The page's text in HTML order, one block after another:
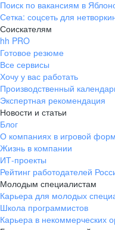
Поиск по вакансиям в
Сетка: соцсеть для
Соискателям
hh PRO
Готовое резюме
Все сервисы
Хочу у вас работать
Производственный
Экспертная рекомендация
Новости и статьи
Блог
О компаниях в игровой
Жизнь в компании
ИТ-проекты
Рейтинг работодателей
Молодым специалистам
Карьера для молодых
Школа программистов
Карьера в некоммерческих